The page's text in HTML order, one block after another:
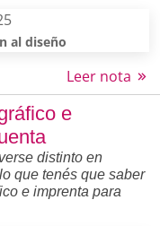
al diseño
Leer nota
e
distinto en
que tenés que saber
e imprenta para